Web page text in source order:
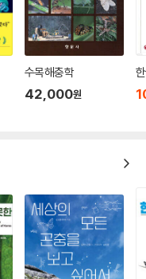
수목해충학
42,000원